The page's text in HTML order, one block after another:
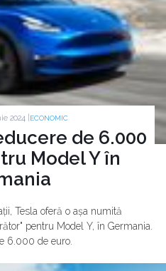
2024 | ECONOMIC
de 6.000
Model Y în
Tesla oferă o așa numită
pentru Model Y, în Germania.
6.000 de euro.